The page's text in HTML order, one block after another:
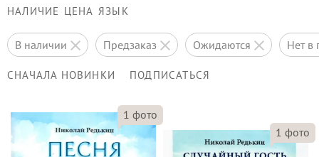
НАЛИЧИЕ ЦЕНА ЯЗЫК
в наличии предзаказ ожидаются нет
СНАЧАЛА НОВИНКИ ПОДПИСАТЬСЯ
1 фото
1 фото